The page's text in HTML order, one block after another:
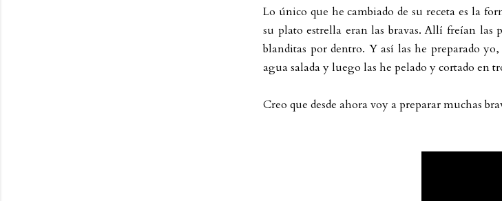
Lo único que he cambiado de su receta es la
su plato estrella eran las bravas. Allí freían las
blanditas por dentro. Y así las he preparado
agua salada y luego las he pelado y cortado en
Creo que desde ahora voy a preparar muchas